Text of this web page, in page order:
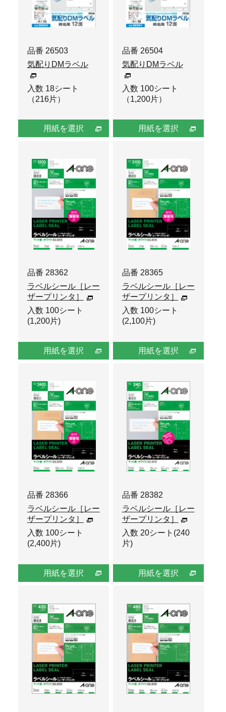
品番 26503
気配りDMラベル
入数 18シート
（216片）
用紙を選択
品番 26504
気配りDMラベル
入数 100シート
（1,200片）
用紙を選択
品番 28362
ラベルシール［レー
ザープリンタ］
入数 100シート
(1,200片)
用紙を選択
品番 28365
ラベルシール［レー
ザープリンタ］
入数 100シート
(2,100片)
用紙を選択
品番 28366
ラベルシール［レー
ザープリンタ］
入数 100シート
(2,400片)
用紙を選択
品番 28382
ラベルシール［レー
ザープリンタ］
入数 20シート(240
片)
用紙を選択